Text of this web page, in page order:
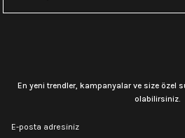
En yeni trendler, kampanyalar ve size özel
olabilirsiniz.